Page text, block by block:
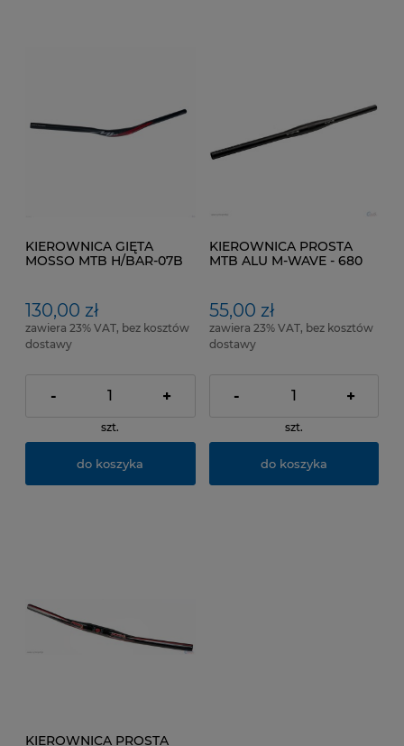
KIEROWNICA GIĘTA
MOSSO MTB H/BAR-07B
130,00 zł
zawiera 23% VAT, bez kosztów
dostawy
- +
szt.
do koszyka
KIEROWNICA PROSTA
MTB ALU M-WAVE - 680
55,00 zł
zawiera 23% VAT, bez kosztów
dostawy
- +
szt.
do koszyka
KIEROWNICA PROSTA